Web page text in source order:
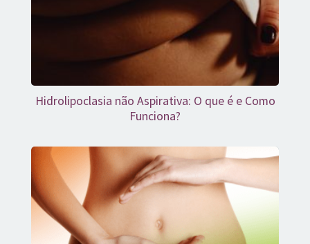
Hidrolipoclasia não Aspirativa: O que é e Como
Funciona?